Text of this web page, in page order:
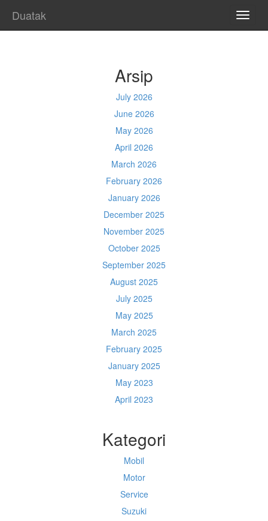
Duatak
Arsip
July 2026
June 2026
May 2026
April 2026
March 2026
February 2026
January 2026
December 2025
November 2025
October 2025
September 2025
August 2025
July 2025
May 2025
March 2025
February 2025
January 2025
May 2023
April 2023
Kategori
Mobil
Motor
Service
Suzuki